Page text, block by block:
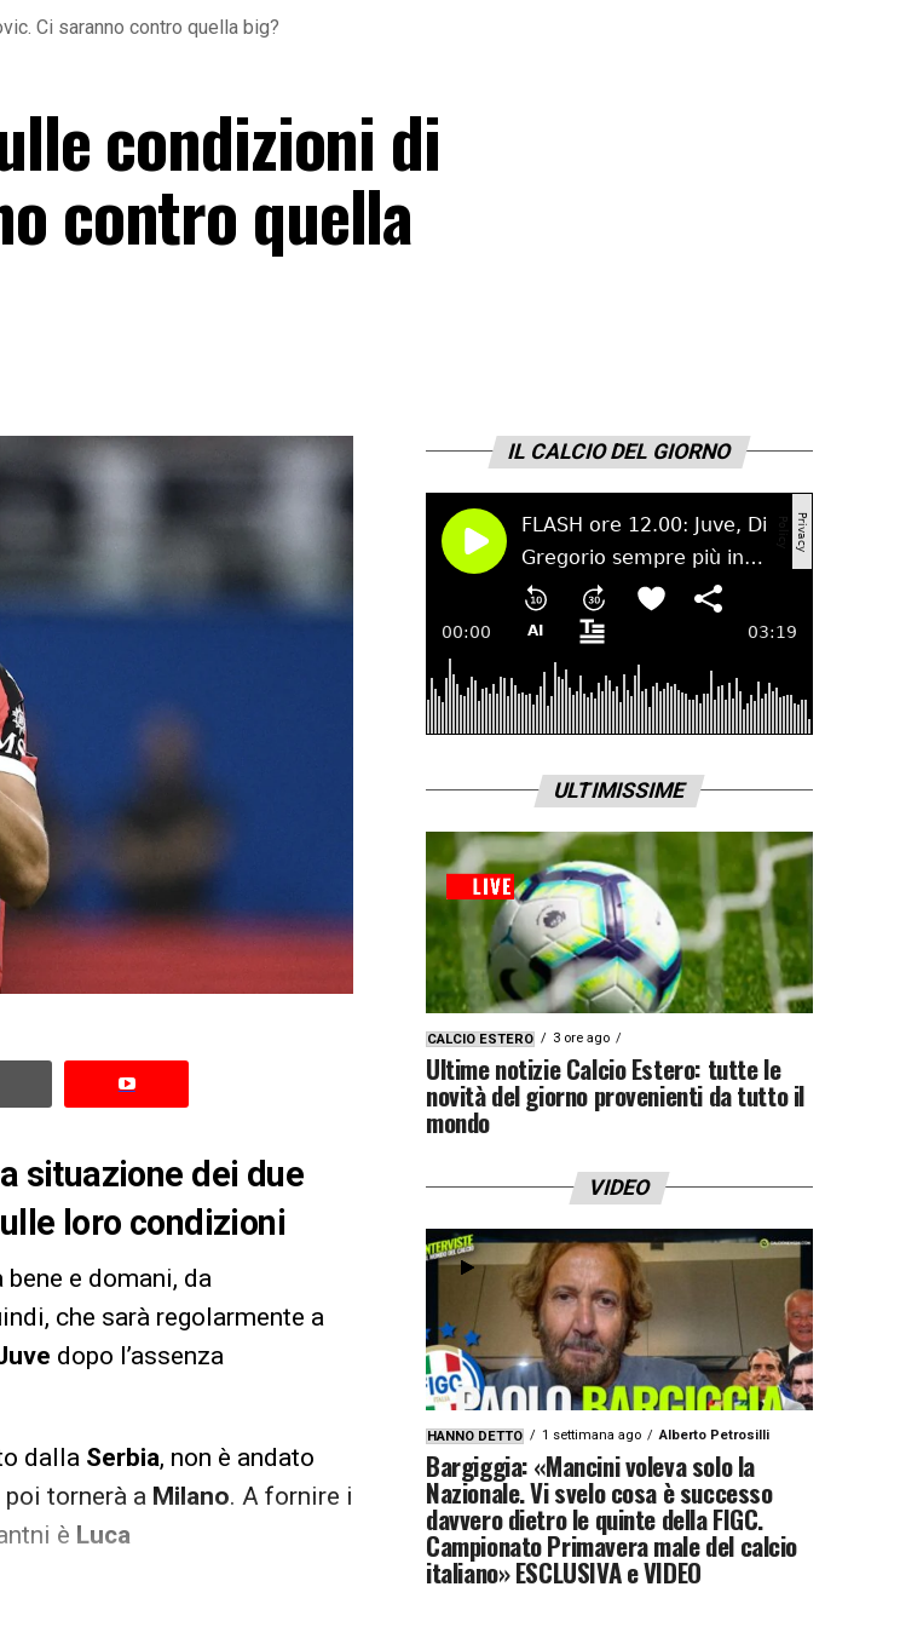
Ci saranno contro quella big?
condizioni di
contro quella
situazione dei due
loro condizioni
e domani, da
che sarà regolarmente a
dopo l’assenza
dalla Serbia, non è andato
tornerà a Milano. A fornire i
è Luca
IL CALCIO DEL GIORNO
ULTIMISSIME
CALCIO ESTERO 3 ore ago
Ultime notizie Calcio Estero: tutte le
novità del giorno provenienti da tutto il
mondo
VIDEO
HANNO DETTO 1 settimana ago Alberto Petrosilli
Bargiggia: «Mancini voleva solo la
Nazionale. Vi svelo cosa è successo
davvero dietro le quinte della FIGC.
Campionato Primavera male del calcio
italiano» ESCLUSIVA e VIDEO